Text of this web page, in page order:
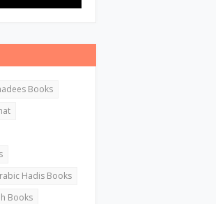
Books
Hadis Books
Books